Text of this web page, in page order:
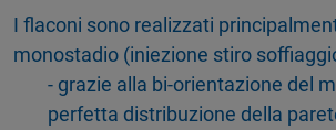
I flaconi sono realizzati
monostadio (iniezione stiro
- grazie alla bi-orientazione del
perfetta distribuzione della